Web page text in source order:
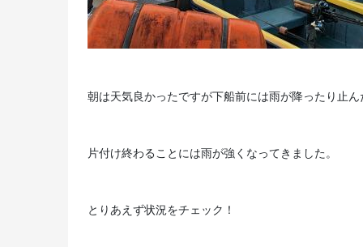
朝は天気良かったですが下船前には雨が降ったり止ん
片付け終わることには雨が強くなってきました。
とりあえず状況をチェック！